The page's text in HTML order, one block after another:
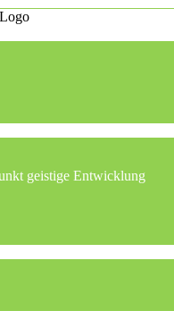
geistige Entwicklung